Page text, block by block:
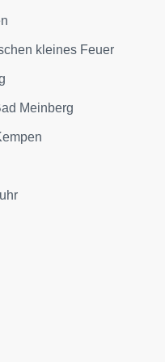
kleines Feuer
Meinberg